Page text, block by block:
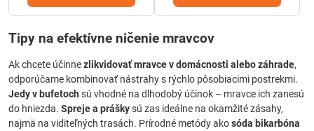
Tipy na efektívne ničenie mravcov
Ak chcete účinnezlikvidovať mravce v domácnosti alebo záhrade,
odporúčame kombinovať nástrahy s rýchlo pôsobiacimi postrekmi.
Jedy v bufetoch sú vhodné na dlhodobý účinok – mravce ich zanesú
do hniezda. Spreje a práškysú zas ideálne na okamžité zásahy,
najmä na viditeľných trasách. Prírodné metódy akosóda bikarbóna